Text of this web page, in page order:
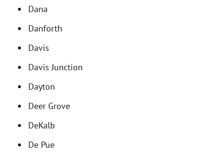
Dana
Danforth
Davis
Davis Junction
Dayton
Deer Grove
DeKalb
De Pue